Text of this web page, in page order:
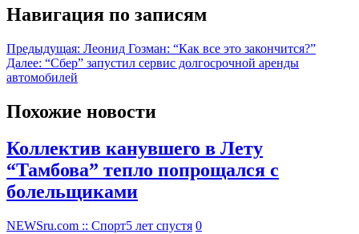
Навигация по записям
Предыдущая: Леонид Гозман: “Как все это закончится?”
Далее: “Сбер” запустил сервис долгосрочной аренды
автомобилей
Похожие новости
Коллектив канувшего в Лету
“Тамбова” тепло попрощался с
болельщиками
NEWSru.com :: Спорт5 лет спустя 0